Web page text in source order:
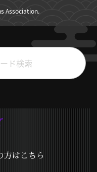
Association.
方はこちら